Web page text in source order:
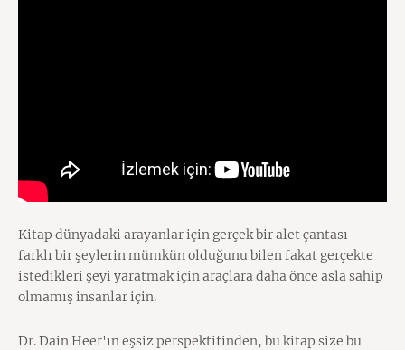
Kitap dünyadaki arayanlar için gerçek bir alet çantası -
farklı bir şeylerin mümkün olduğunu bilen fakat gerçekte
istedikleri şeyi yaratmak için araçlara daha önce asla sahip
olmamış insanlar için.
Dr. Dain Heer'ın eşsiz perspektifinden, bu kitap size bu